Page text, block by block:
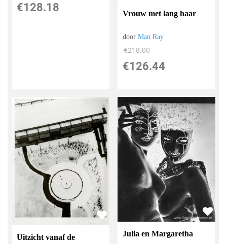
€128.18 Vrouw met lang haar
doorMan Ray
€218.00
€126.44
Uitzicht vanaf de
Julia en Margaretha